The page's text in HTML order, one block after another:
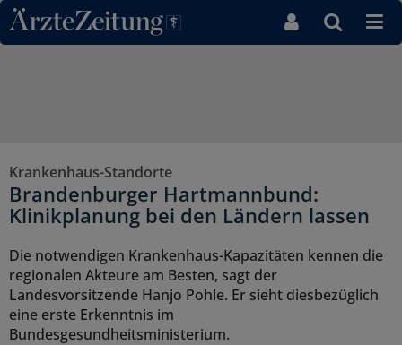
Direkt zum Inhaltsbereich
Krankenhaus-Standorte
Brandenburger Hartmannbund:
Klinikplanung bei den Ländern lassen
Die notwendigen Krankenhaus-Kapazitäten kennen die
regionalen Akteure am Besten, sagt der
Landesvorsitzende Hanjo Pohle. Er sieht diesbezüglich
eine erste Erkenntnis im
Bundesgesundheitsministerium.